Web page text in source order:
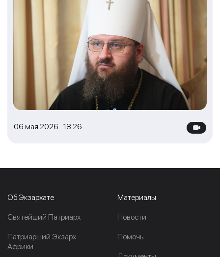
06 мая 2026 18:26
Об Экзархате
Cвятейший Патриарх
Патриарший Экзарх
Африки
Материалы
Новости
Помочь